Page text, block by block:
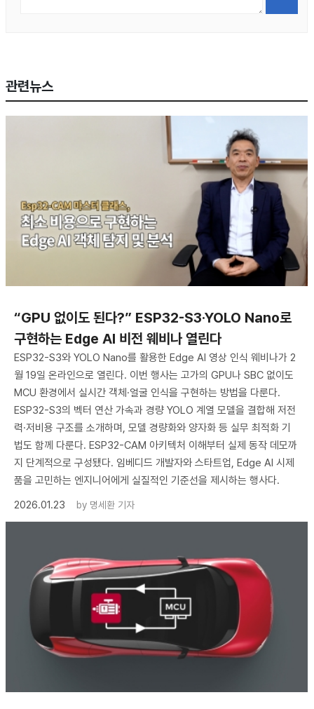
관련뉴스
​“GPU 없이도 된다?” ESP32-S3·YOLO Nano로
구현하는 Edge AI 비전 웨비나 열린다
ESP32-S3와 YOLO Nano를 활용한 Edge AI 영상 인식 웨비나가 2
월 19일 온라인으로 열린다. 이번 행사는 고가의 GPU나 SBC 없이도
MCU 환경에서 실시간 객체·얼굴 인식을 구현하는 방법을 다룬다.
ESP32-S3의 벡터 연산 가속과 경량 YOLO 계열 모델을 결합해 저전
력·저비용 구조를 소개하며, 모델 경량화와 양자화 등 실무 최적화 기
법도 함께 다룬다. ESP32-CAM 아키텍처 이해부터 실제 동작 데모까
지 단계적으로 구성됐다. 임베디드 개발자와 스타트업, Edge AI 시제
품을 고민하는 엔지니어에게 실질적인 기준선을 제시하는 행사다.
2026.01.23
by 명세환 기자